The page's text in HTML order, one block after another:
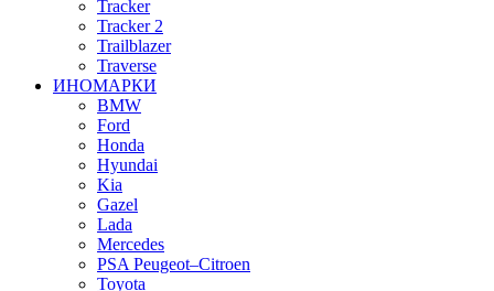
Tracker
Tracker 2
Trailblazer
Traverse
ИНОМАРКИ
BMW
Ford
Honda
Hyundai
Kia
Gazel
Lada
Mercedes
PSA Peugeot–Citroen
Toyota